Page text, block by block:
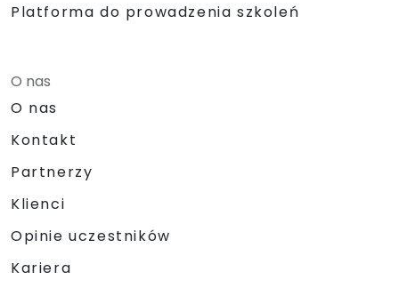
Platforma do prowadzenia szkoleń
O nas
O nas
Kontakt
Partnerzy
Klienci
Opinie uczestników
Kariera